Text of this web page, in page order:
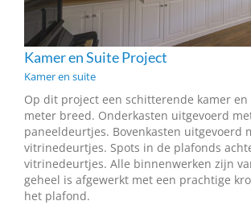
Kamer en Suite Project
Kamer en suite
Op dit project een schitterende kamer en
meter breed. Onderkasten uitgevoerd
paneeldeurtjes. Bovenkasten uitgevoerd
vitrinedeurtjes. Spots in de plafonds
vitrinedeurtjes. Alle binnenwerken zijn
geheel is afgewerkt met een prachtige
het plafond.